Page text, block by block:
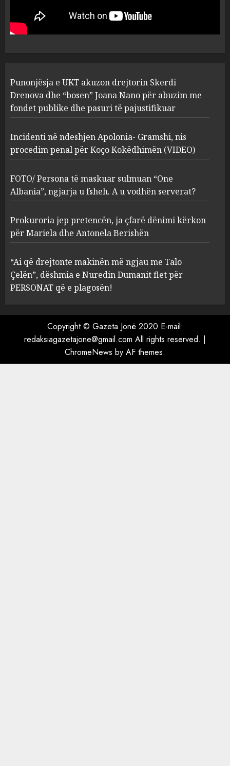
2
procedim penal për Koço
Kokëdhimën (VIDEO)
MARCH 27, 2025
3
sulmuan “One Albania”,
ngjarja u fsheh. A u vodhën
serverat?
MARCH 25, 2025
4
Prokuroria jep pretencën, ja
çfarë dënimi kërkon për
Mariela dhe Antonela
Berishën
MARCH 25, 2025
5
“Ai që drejtonte makinën më
ngjau me Talo Çelën”,
flet për PERSONAT që e
plagosën!
MARCH 25, 2025
Punonjësja e UKT akuzon drejtorin Skerdi
Drenova dhe “bosen” Joana Nano për abuzim me
fondet publike dhe pasuri të pajustifikuar
Incidenti në ndeshjen Apolonia- Gramshi, nis
procedim penal për Koço Kokëdhimën (VIDEO)
FOTO/ Persona të maskuar sulmuan “One
Albania”, ngjarja u fsheh. A u vodhën serverat?
Prokuroria jep pretencën, ja çfarë dënimi kërkon
për Mariela dhe Antonela Berishën
“Ai që drejtonte makinën më ngjau me Talo
Çelën”, dëshmia e Nuredin Dumanit flet për
PERSONAT që e plagosën!
Copyright © Gazeta Jonë 2020 E-mail:
redaksiagazetajone@gmail.com All rights reserved. |
ChromeNews by AF themes.